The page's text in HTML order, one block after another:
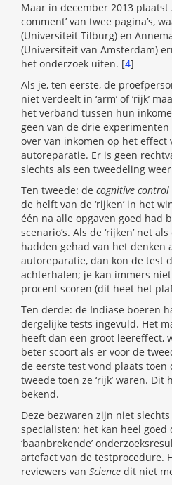
Maar in december 2013 plaatst
comment’ van twee pagina’s,
(Universiteit Tilburg) en
(Universiteit van Amsterdam)
het onderzoek uiten. [4]
Als je, ten eerste, de
niet verdeelt in ‘arm’ of ‘rijk’
het verband tussen hun
geen van de drie
over van inkomen op het effect
autoreparatie. Er is geen
slechts als een tweedeling
Ten tweede: de cognitive control
de helft van de ‘rijken’ in het
één na alle opgaven goed had
scenario’s. Als de ‘rijken’ net
hadden gehad van het denken
autoreparatie, dan kon de test
achterhalen; je kan immers
procent scoren (dit heet het
Ten derde: de Indiase boeren
dergelijke tests ingevuld. Het
heeft dan een groot leereffect,
beter scoort als er voor de
de eerste test vond plaats toen
tweede toen ze ‘rijk’ waren.
bekend.
Deze bezwaren zijn niet
specialisten: het kan heel goed
‘baanbrekende’
artefact van de testprocedure.
reviewers van Science dit niet